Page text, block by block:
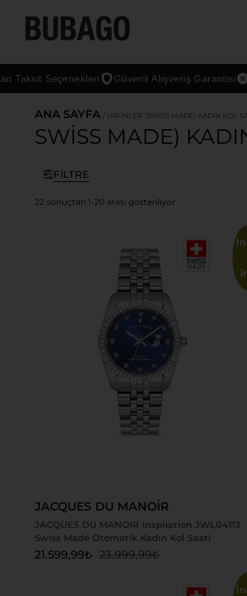
Seçenekleri Güvenli Alışveriş Garantisi 7/24
ANA SAYFA / ÜRÜNLER “SWISS MADE) KADIN KOL
SWISS MADE)
FILTRE
JACQUES DU MANOİR
JACQUES DU MANOIR Inspiration JWL04113
Swiss Made Otomatik Kadın Kol Saati
23.999,99₺
21.599,99₺
22 sonuçtan 1-20 arası gösteriliyor